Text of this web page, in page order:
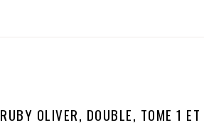
RUBY OLIVER, DOUBLE, TOME 1